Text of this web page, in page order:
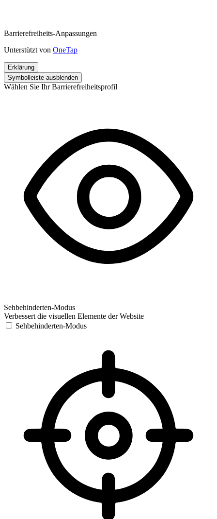
Barrierefreiheits-Anpassungen
Unterstützt von OneTap
Erklärung
Symbolleiste ausblenden
Wählen Sie Ihr Barrierefreiheitsprofil
Sehbehinderten-Modus
Verbessert die visuellen Elemente der Website
Sehbehinderten-Modus